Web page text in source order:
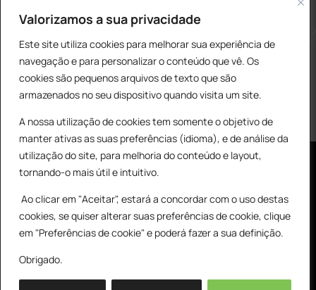
Valorizamos a sua privacidade
Este site utiliza cookies para melhorar sua experiência de
navegação e para personalizar o conteúdo que vê. Os
cookies são pequenos arquivos de texto que são
armazenados no seu dispositivo quando visita um site.
A nossa utilização de cookies tem somente o objetivo de
manter ativas as suas preferências (idioma), e de análise da
utilização do site, para melhoria do conteúdo e layout,
tornando-o mais útil e intuitivo.
Ao clicar em "Aceitar", estará a concordar com o uso destas
cookies, se quiser alterar suas preferências de cookie, clique
em "Preferências de cookie" e poderá fazer a sua definição.
Obrigado.
R. António Andrade, 1171
2820-287 • Charneca de Caparica
Products
search PESQUISAR
© All Copyright 2025 by Delarobia.pt 0